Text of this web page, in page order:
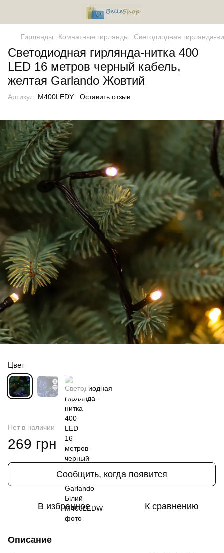
Гирлянды Комнатные гирлянды Светодиодная гирлянда-
Светодиодная гирлянда-нитка 400
LED 16 метров черный кабель,
желтая Garlando Жовтий
Артикул: M400LEDY Оставить отзыв
Цвет
Нет в наличии
269 грн
Сообщить, когда появится
В избранное К сравнению
Описание